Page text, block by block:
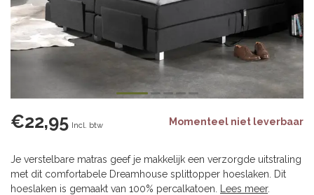
€22,95 Incl. btw Momenteel niet leverbaar
Je verstelbare matras geef je makkelijk een verzorgde uitstraling
met dit comfortabele Dreamhouse splittopper hoeslaken. Dit
hoeslaken is gemaakt van 100% percalkatoen.
Lees meer.